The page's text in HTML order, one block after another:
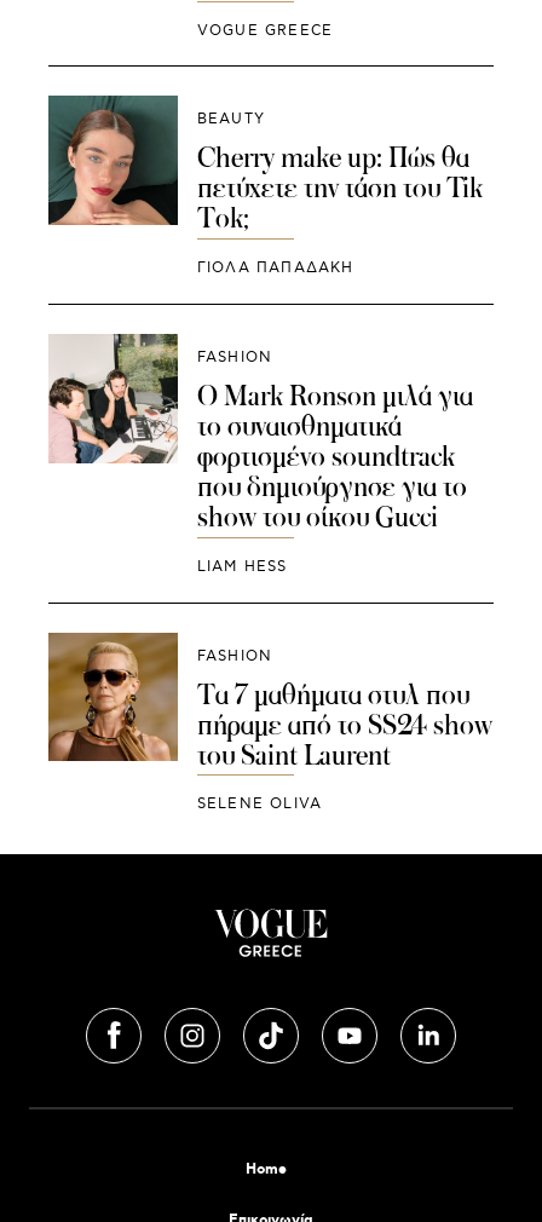
VOGUE GREECE
BEAUTY
Cherry make up: Πώς θα
πετύχετε την τάση του Tik
Tok;
ΓΙΌΛΑ ΠΑΠΑΔΆΚΗ
FASHION
Ο Mark Ronson μιλά για
το συναισθηματικά
φορτισμένο soundtrack
που δημιούργησε για το
show του οίκου Gucci
LIAM HESS
FASHION
Τα 7 μαθήματα στυλ που
πήραμε από το SS24 show
του Saint Laurent
SELENE OLIVA
Home